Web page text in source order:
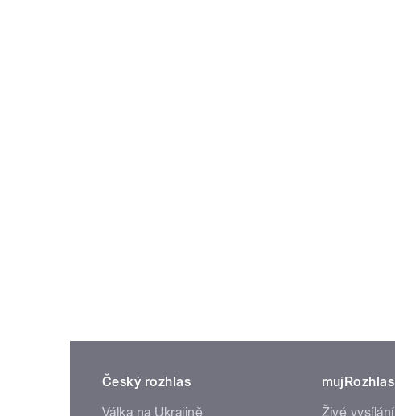
Český rozhlas
Válka na Ukrajině
mujRozhlas
Živé vysílání